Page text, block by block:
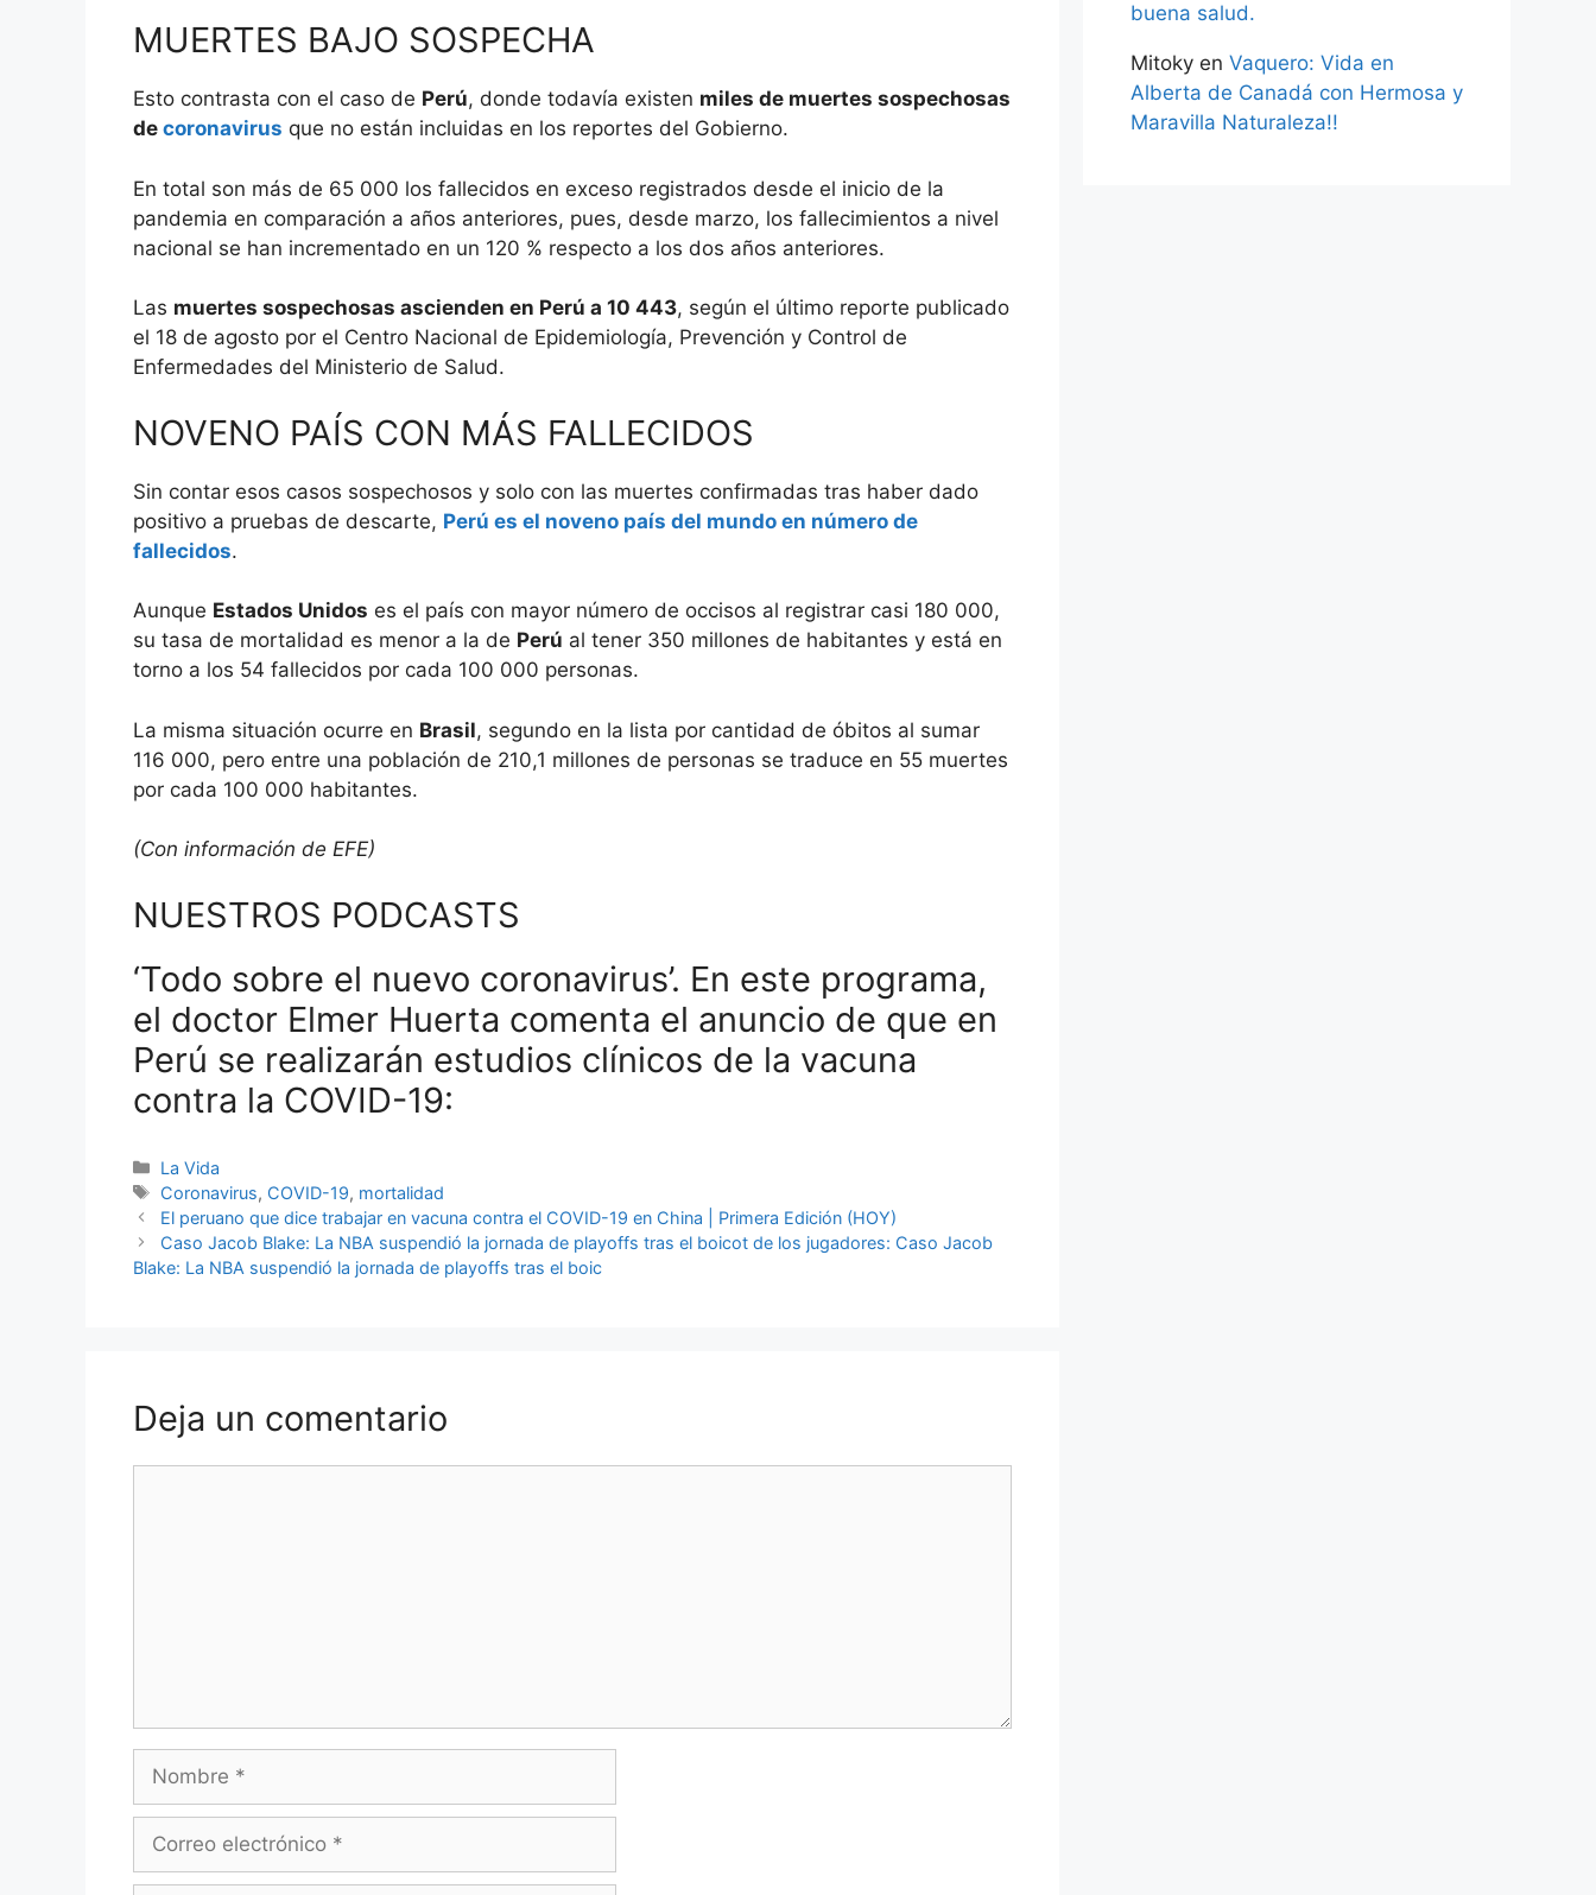
MUERTES BAJO SOSPECHA
Esto contrasta con el caso de Perú, donde todavía existen miles de muertes sospechosas
de coronavirus que no están incluidas en los reportes del Gobierno.
En total son más de 65 000 los fallecidos en exceso registrados desde el inicio de la
pandemia en comparación a años anteriores, pues, desde marzo, los fallecimientos a nivel
nacional se han incrementado en un 120 % respecto a los dos años anteriores.
Las muertes sospechosas ascienden en Perú a 10 443, según el último reporte publicado
el 18 de agosto por el Centro Nacional de Epidemiología, Prevención y Control de
Enfermedades del Ministerio de Salud.
NOVENO PAÍS CON MÁS FALLECIDOS
Sin contar esos casos sospechosos y solo con las muertes confirmadas tras haber dado
positivo a pruebas de descarte, Perú es el noveno país del mundo en número de
fallecidos.
Aunque Estados Unidos es el país con mayor número de occisos al registrar casi 180 000,
su tasa de mortalidad es menor a la de Perú al tener 350 millones de habitantes y está en
torno a los 54 fallecidos por cada 100 000 personas.
La misma situación ocurre en Brasil, segundo en la lista por cantidad de óbitos al sumar
116 000, pero entre una población de 210,1 millones de personas se traduce en 55 muertes
por cada 100 000 habitantes.
(Con información de EFE)
NUESTROS PODCASTS
‘Todo sobre el nuevo coronavirus’. En este programa,
el doctor Elmer Huerta comenta el anuncio de que en
Perú se realizarán estudios clínicos de la vacuna
contra la COVID-19:
Categorías
La Vida
Etiquetas
Coronavirus, COVID-19, mortalidad
El peruano que dice trabajar en vacuna contra el COVID-19 en China | Primera Edición (HOY)
Caso Jacob Blake: La NBA suspendió la jornada de playoffs tras el boicot de los jugadores: Caso Jacob
Blake: La NBA suspendió la jornada de playoffs tras el boic
Deja un comentario
electrónico
buena salud.
Mitoky en Vaquero: Vida en
Alberta de Canadá con Hermosa y
Maravilla Naturaleza!!